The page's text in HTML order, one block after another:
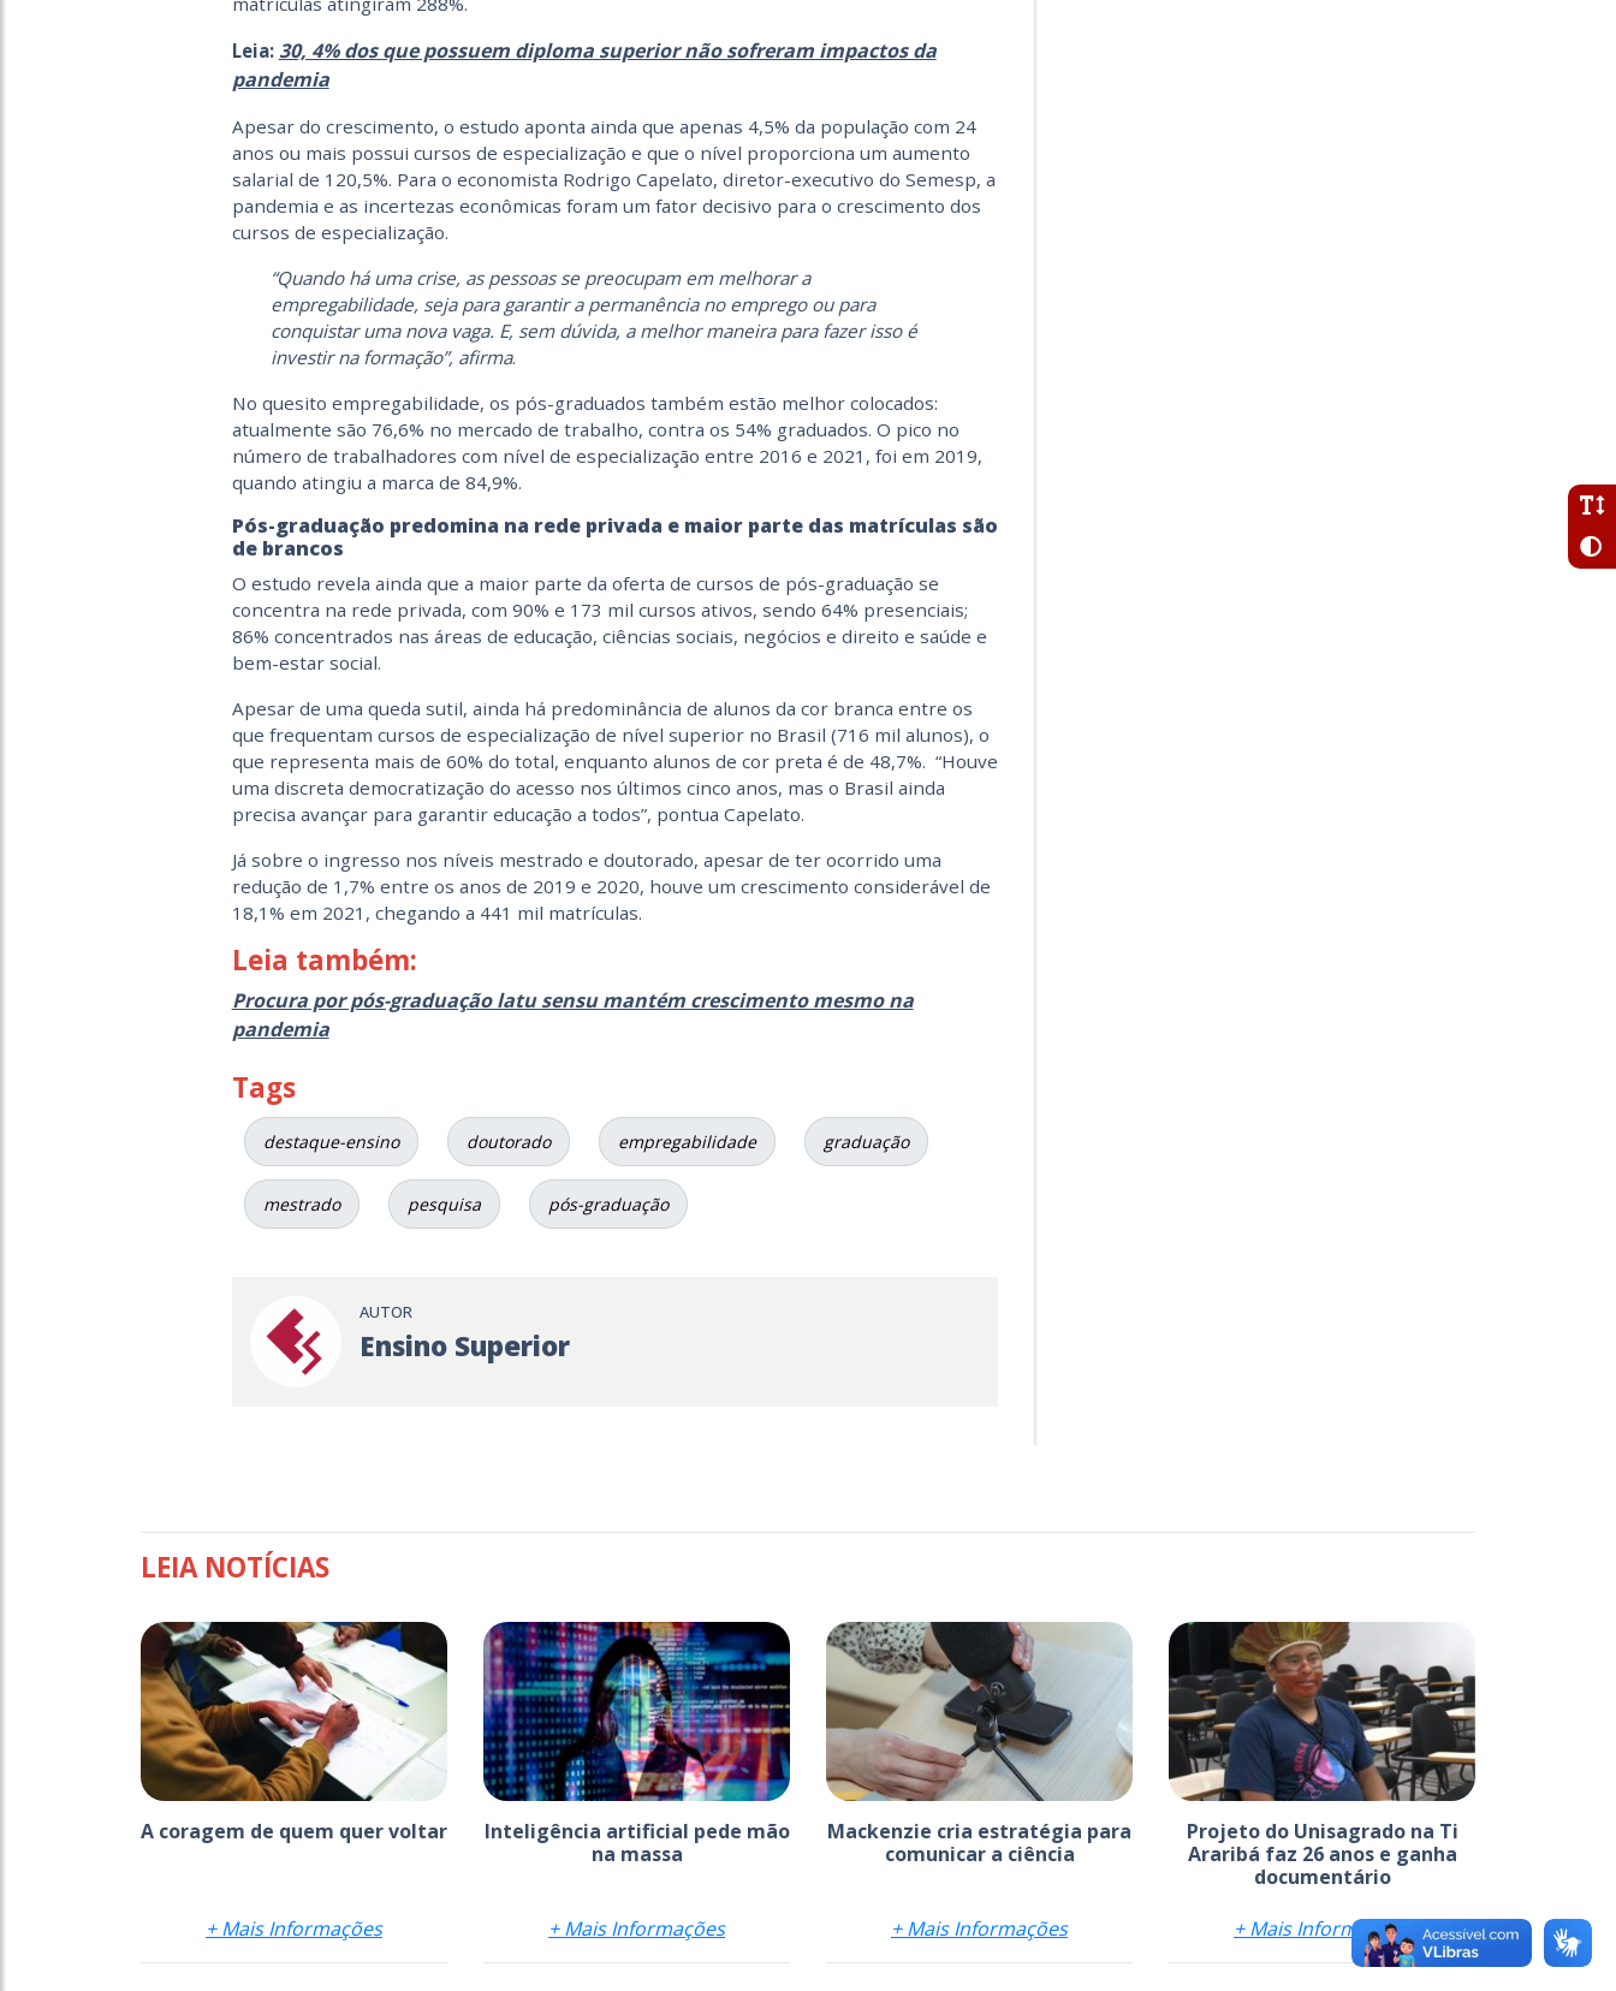
Leia: 30, 4% dos que possuem diploma superior não sofreram impactos da
pandemia
Apesar do crescimento, o estudo aponta ainda que apenas 4,5% da população com 24
anos ou mais possui cursos de especialização e que o nível proporciona um aumento
salarial de 120,5%. Para o economista Rodrigo Capelato, diretor-executivo do Semesp, a
pandemia e as incertezas econômicas foram um fator decisivo para o crescimento dos
cursos de especialização.
“Quando há uma crise, as pessoas se preocupam em melhorar a
empregabilidade, seja para garantir a permanência no emprego ou para
conquistar uma nova vaga. E, sem dúvida, a melhor maneira para fazer isso é
investir na formação”, afirma.
No quesito empregabilidade, os pós-graduados também estão melhor colocados:
atualmente são 76,6% no mercado de trabalho, contra os 54% graduados. O pico no
número de trabalhadores com nível de especialização entre 2016 e 2021, foi em 2019,
quando atingiu a marca de 84,9%.
Pós-graduação predomina na rede privada e maior parte das matrículas são
de brancos
O estudo revela ainda que a maior parte da oferta de cursos de pós-graduação se
concentra na rede privada, com 90% e 173 mil cursos ativos, sendo 64% presenciais;
86% concentrados nas áreas de educação, ciências sociais, negócios e direito e saúde e
bem-estar social.
Apesar de uma queda sutil, ainda há predominância de alunos da cor branca entre os
que frequentam cursos de especialização de nível superior no Brasil (716 mil alunos), o
que representa mais de 60% do total, enquanto alunos de cor preta é de 48,7%. “Houve
uma discreta democratização do acesso nos últimos cinco anos, mas o Brasil ainda
precisa avançar para garantir educação a todos”, pontua Capelato.
Já sobre o ingresso nos níveis mestrado e doutorado, apesar de ter ocorrido uma
redução de 1,7% entre os anos de 2019 e 2020, houve um crescimento considerável de
18,1% em 2021, chegando a 441 mil matrículas.
Leia também:
Procura por pós-graduação latu sensu mantém crescimento mesmo na
pandemia
Tags
destaque-ensino doutorado empregabilidade graduação
mestrado pesquisa pós-graduação
AUTOR
Ensino Superior
LEIA NOTÍCIAS
A coragem de quem quer voltar
+ Mais Informações
Inteligência artificial pede mão
na massa
+ Mais Informações
Mackenzie cria estratégia para
comunicar a ciência
+ Mais Informações
Projeto do Unisagrado na Ti
Araribá faz 26 anos e ganha
documentário
+ Mais Informações